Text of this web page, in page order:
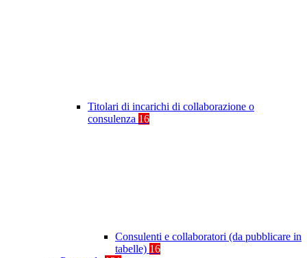
Titolari di incarichi di collaborazione o
consulenza 16
Consulenti e collaboratori (da pubblicare in
tabelle) 16